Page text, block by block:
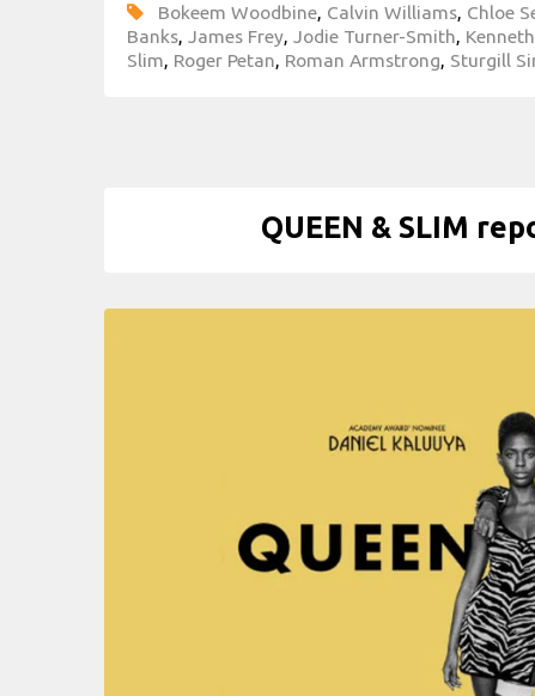
Bokeem Woodbine, Calvin Williams, Chloe
Banks, James Frey, Jodie Turner-Smith,
Slim, Roger Petan, Roman Armstrong, Sturgill
QUEEN & SLIM